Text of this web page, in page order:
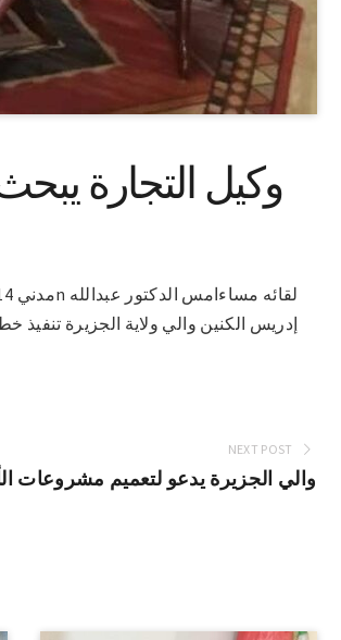
وكيل التجارة
إدريس الكنين والي ولاية الجزيرة تنفيذ
NEXT POST
والي الجزيرة يدعو لتعميم مشروعات